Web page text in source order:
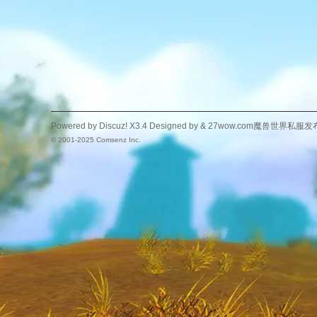
Powered by Discuz! X3.4 Designed by & 27wow.com魔兽世界私服发
© 2001-2025 Comsenz Inc.